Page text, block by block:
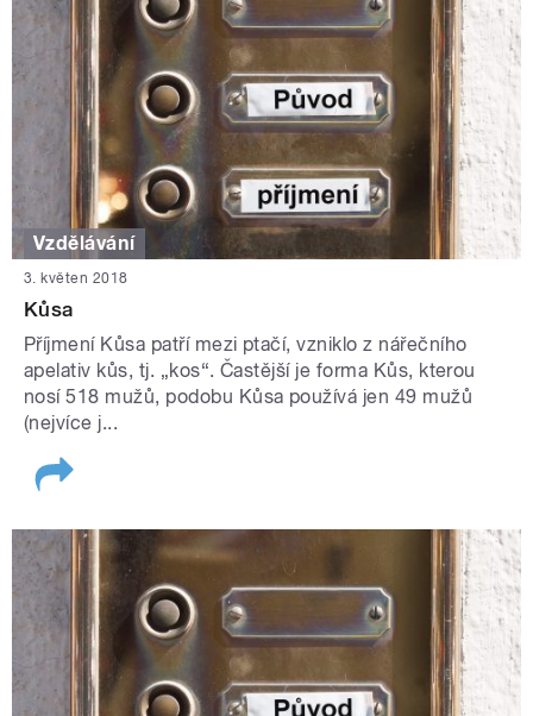
Vzdělávání
3. květen 2018
Kůsa
Příjmení Kůsa patří mezi ptačí, vzniklo z nářečního
apelativ kůs, tj. „kos“. Častější je forma Kůs, kterou
nosí 518 mužů, podobu Kůsa používá jen 49 mužů
(nejvíce j...